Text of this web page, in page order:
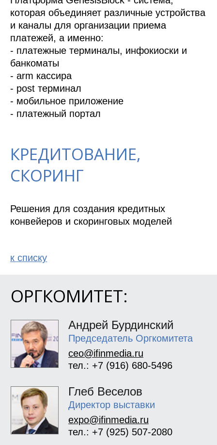
ОРГКОМИТЕТ:
Андрей Бурдинский
Председатель Оргкомитета
ceo@ifinmedia.ru
тел.: +7 (916) 680-5496
Глеб Веселов
Директор выставки
expo@ifinmedia.ru
тел.: +7 (925) 507-2080
которая объединяет различные устройства
и каналы для организации приема
платежей, а именно:
- платежные терминалы, инфокиоски и
банкоматы
- arm кассира
- post терминал
- мобильное приложение
- платежный портал
КРЕДИТОВАНИЕ,
СКОРИНГ
Решения для создания кредитных
конвейеров и скоринговых моделей
к спиcку